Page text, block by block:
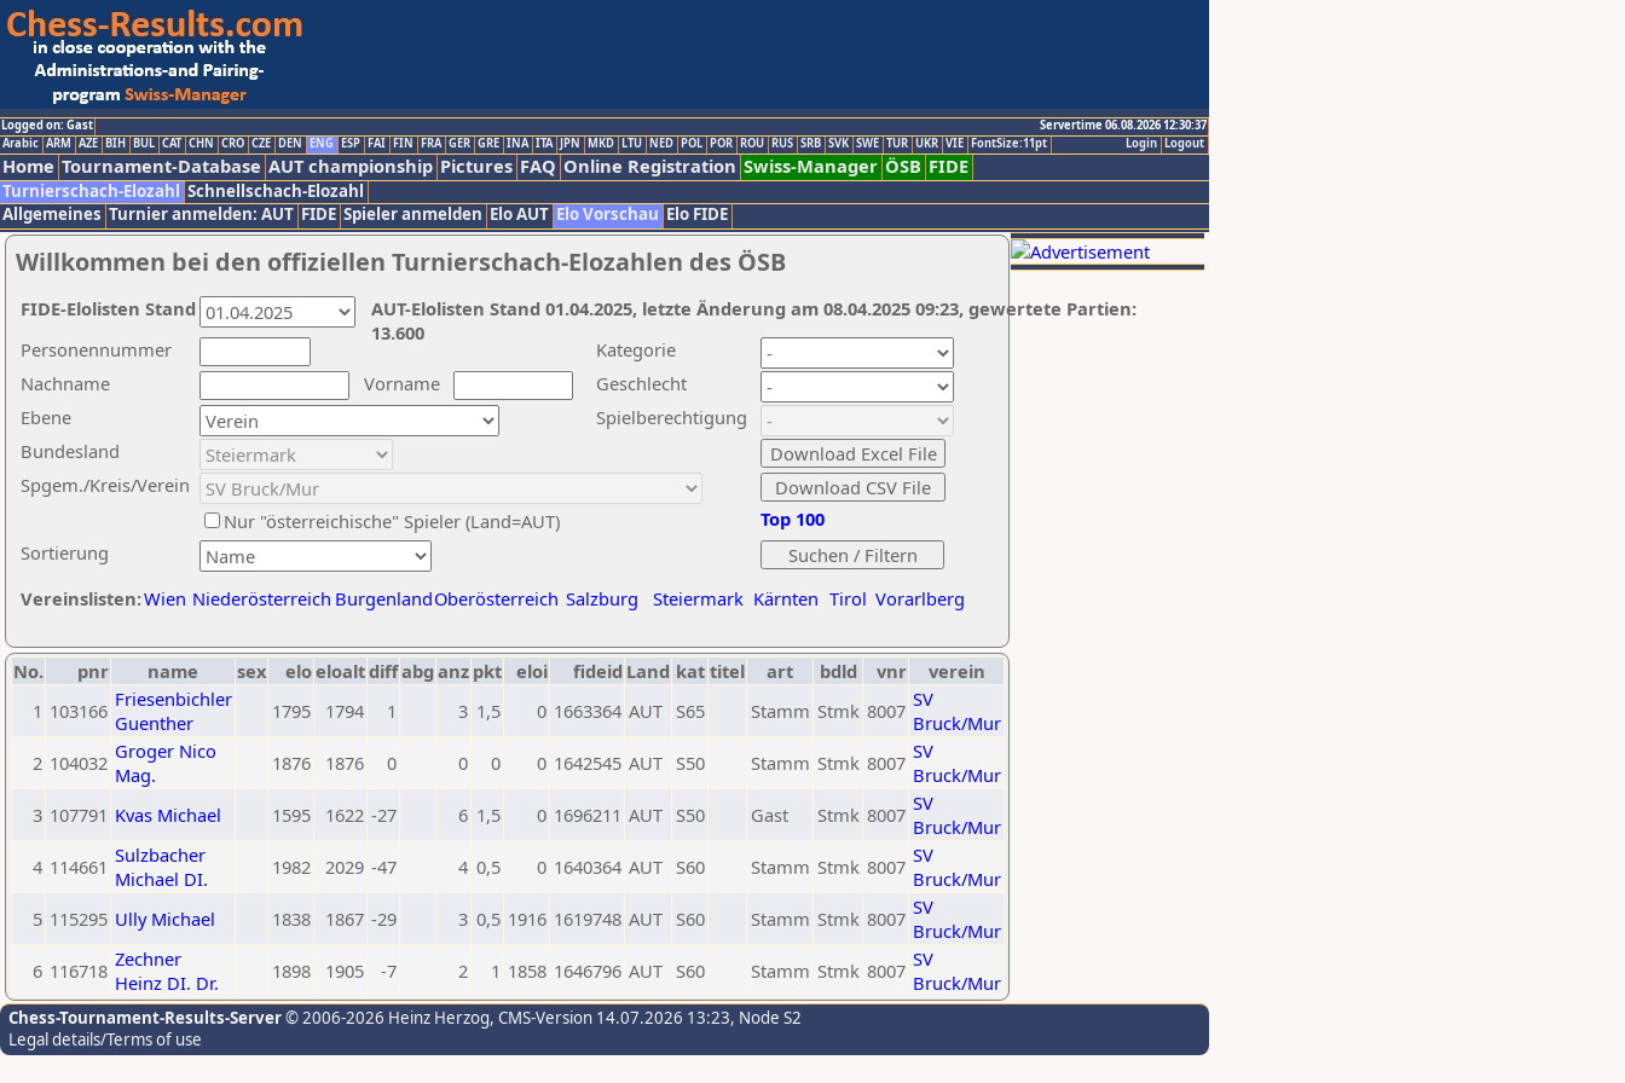
Logged on: Gast
Servertime 06.08.2026 12:30:37
Logout
Login
Arabic ARM AZE BIH BUL CAT CHN CRO CZE DEN ENG ESP FAI FIN FRA GER GRE INA ITA JPN MKD LTU NED POL POR ROU RUS SRB SVK SWE TUR UKR VIE FontSize:11pt
Home Tournament-Database AUT championship Pictures FAQ Online Registration Swiss-Manager ÖSB FIDE
Turnierschach-Elozahl Schnellschach-Elozahl
Allgemeines Turnier anmelden: AUT FIDE Spieler anmelden Elo AUT Elo Vorschau Elo FIDE
Willkommen bei den offiziellen Turnierschach-Elozahlen des ÖSB
Nachname
Vorname
Ebene
Kategorie
Sortierung
Personennummer
Bundesland
Spgem./Kreis/Verein
Geschlecht
Nur "österreichische" Spieler (Land=AUT)
Spielberechtigung
Vereinslisten:Wien Niederösterreich BurgenlandOberösterreich Salzburg Steiermark Kärnten Tirol Vorarlberg
Top 100
AUT-Elolisten Stand 01.04.2025, letzte Änderung am 08.04.2025 09:23, gewertete Partien:
13.600
FIDE-Elolisten Stand
No. pnr name sex eloeloaltdiffabg anz pkt eloi fideid Land kat titel art bdld vnr
verein
1 103166 Friesenbichler
Guenther
1795 1794 1 3 1,5 0 1663364 AUT S65 Stamm Stmk 8007 SV
Bruck/Mur
2 104032 Groger Nico
Mag.
1876 1876 0 0 0 0 1642545 AUT S50 Stamm Stmk 8007 SV
Bruck/Mur
3 107791 Kvas Michael 1595 1622 -27 6 1,5 0 1696211 AUT S50 Gast Stmk 8007 SV
Bruck/Mur
4 114661 Sulzbacher
Michael DI.
1982 2029 -47 4 0,5 0 1640364 AUT S60 Stamm Stmk 8007 SV
Bruck/Mur
5 115295 Ully Michael 1838 1867 -29 3 0,5 1916 1619748 AUT S60 Stamm Stmk 8007 SV
Bruck/Mur
6 116718 Zechner
Heinz DI. Dr.
1898 1905 -7 2 1 1858 1646796 AUT S60 Stamm Stmk 8007 SV
Bruck/Mur
Chess-Tournament-Results-Server© 2006-2026 Heinz Herzog, CMS-Version 14.07.2026 13:23, Node S2
Legal details/Terms of use